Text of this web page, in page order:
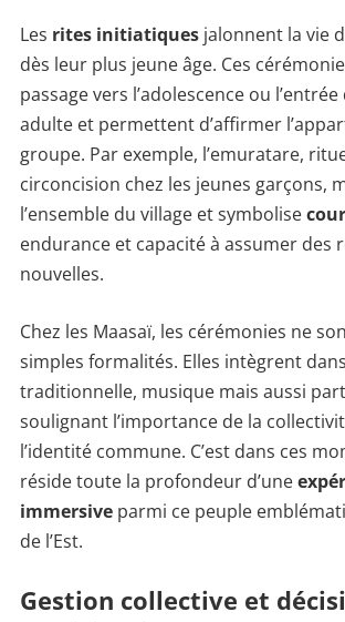
Les rites initiatiquesjalonnent la vie
dès leur plus jeune âge. Ces
passage vers l’adolescence ou l’entrée
adulte et permettent d’affirmer
groupe. Par exemple, l’emuratare,
circoncision chez les jeunes garçons,
l’ensemble du village et symbolise
endurance et capacité à assumer des
nouvelles.
Chez les Maasaï, les cérémonies ne
simples formalités. Elles intègrent
traditionnelle, musique mais aussi
soulignant l’importance de la
l’identité commune. C’est dans ces
réside toute la profondeur d’une
immersiveparmi ce peuple
de l’Est.
Gestion collective et